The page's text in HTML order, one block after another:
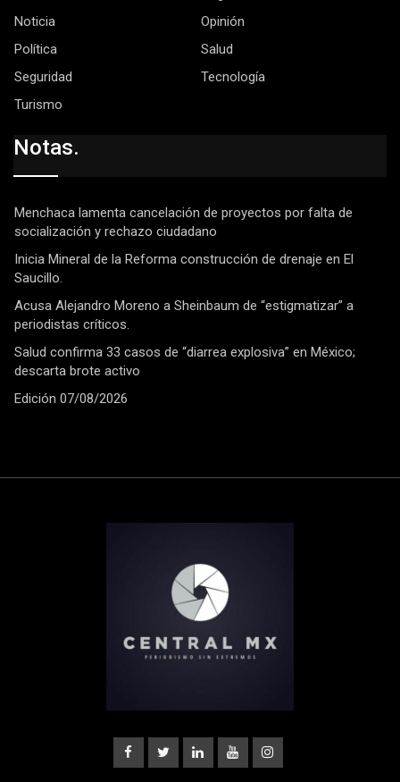
Noticia
Opinión
Política
Salud
Seguridad
Tecnología
Turismo
Notas.
Menchaca lamenta cancelación de proyectos por falta de
socialización y rechazo ciudadano
Inicia Mineral de la Reforma construcción de drenaje en El
Saucillo.
Acusa Alejandro Moreno a Sheinbaum de “estigmatizar” a
periodistas críticos.
Salud confirma 33 casos de “diarrea explosiva” en México;
descarta brote activo
Edición 07/08/2026